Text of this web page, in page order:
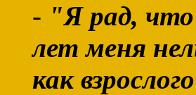
- "Я рад,
лет меня
как